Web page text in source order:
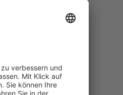
Apps
be­stellt